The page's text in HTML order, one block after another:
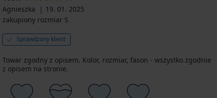
Agnieszka
19. 01. 2025
zakupiony rozmiar S
Sprawdzony klient
Towar zgodny z opisem. Kolor, rozmiar, fason - wszystko zgodnie
z opisem na stronie.